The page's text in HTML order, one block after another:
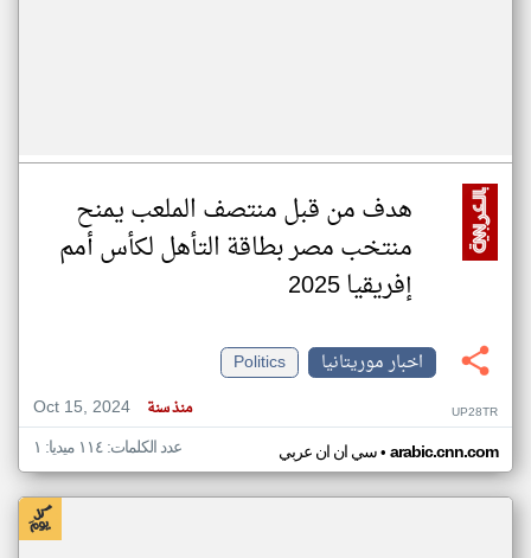
هدف من قبل منتصف الملعب يمنح
منتخب مصر بطاقة التأهل لكأس أمم
إفريقيا 2025
اخبار موريتانيا
Politics
Oct 15, 2024
منذ سنة UP28TR
سي ان ان عربي• arabic.cnn.com عدد الكلمات: ١١٤ ميديا: ١